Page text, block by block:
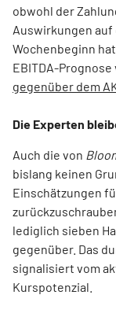
obwohl der
Auswirkungen
Wochenbeginn
EBITDA-Prognose
gegenüber dem
Die Experten
Auch die von
bislang keinen
Einschätzungen
lediglich sieben
gegenüber. Das
signalisiert vom
Kurspotenzial.